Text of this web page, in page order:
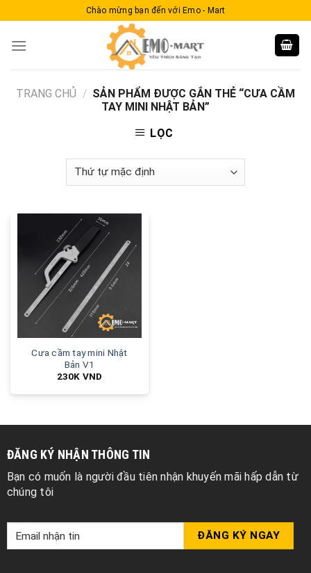
to
Chào mừng bạn đến với Emo - Mart
TRANG CHỦ / SẢN PHẨM ĐƯỢC GẮN THẺ “CƯA CẦM
TAY MINI NHẬT BẢN”
LỌC
Cưa cầm tay mini Nhật
Bản V1
230K VND
ĐĂNG KÝ NHẬN THÔNG TIN
Bạn có muốn là người đầu tiên nhận khuyến mãi hấp dẫn từ
chúng tôi